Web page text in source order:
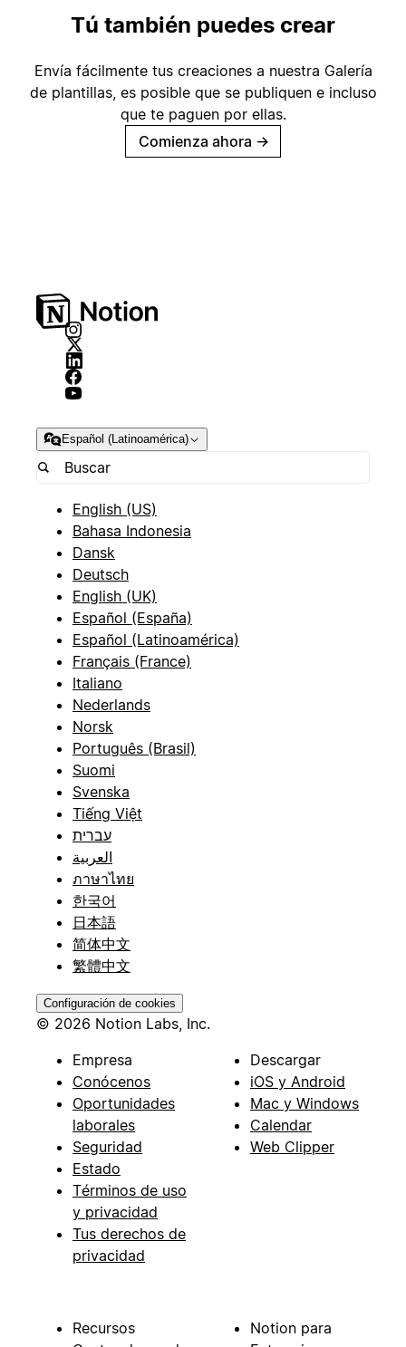
Tú también puedes crear
Envía fácilmente tus creaciones a nuestra Galería
de plantillas, es posible que se publiquen e incluso
que te paguen por ellas.
Comienza ahora →
Español (Latinoamérica)
English (US)
Bahasa Indonesia
Dansk
Deutsch
English (UK)
Español (España)
Español (Latinoamérica)
Français (France)
Italiano
Nederlands
Norsk
Português (Brasil)
Suomi
Svenska
Tiếng Việt
עברית
العربية
ภาษาไทย
한국어
日本語
简体中文
繁體中文
Configuración de cookies
© 2026 Notion Labs, Inc.
Empresa
Conócenos
Oportunidades
laborales
Seguridad
Estado
Términos de uso
y privacidad
Tus derechos de
privacidad
Descargar
iOS y Android
Mac y Windows
Calendar
Web Clipper
Recursos
Notion para